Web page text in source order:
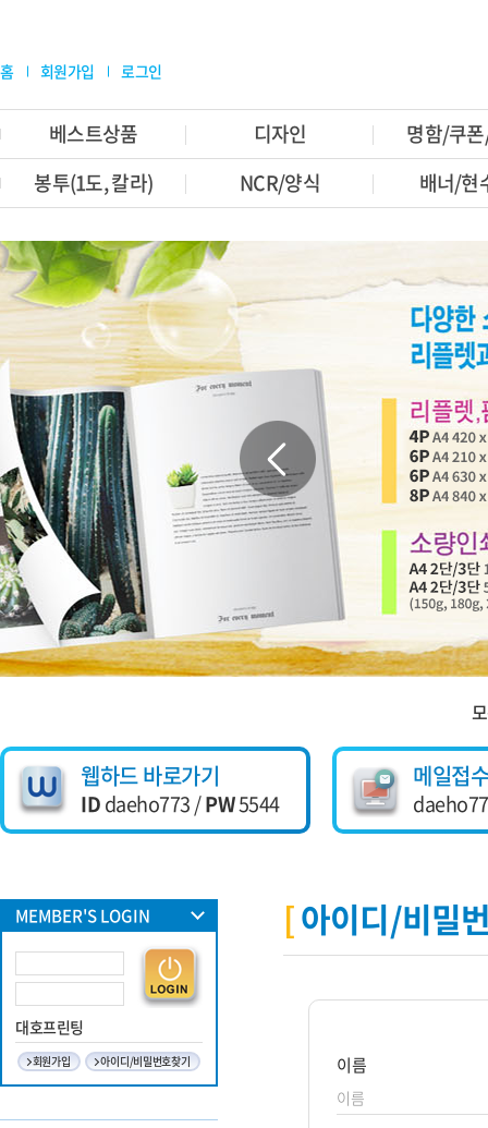
홈 회원가입 로그인
베스트상품 디자인
명함/쿠
봉투(1도, 칼라)
NCR/양식 배너/현
웹하드 바로가기
IDdaeho773 /PW5544
메일접
MEMBER'S LOGIN
대호프린팅
회원가입 아이디/비밀번호찾기
아이디/비밀
이름